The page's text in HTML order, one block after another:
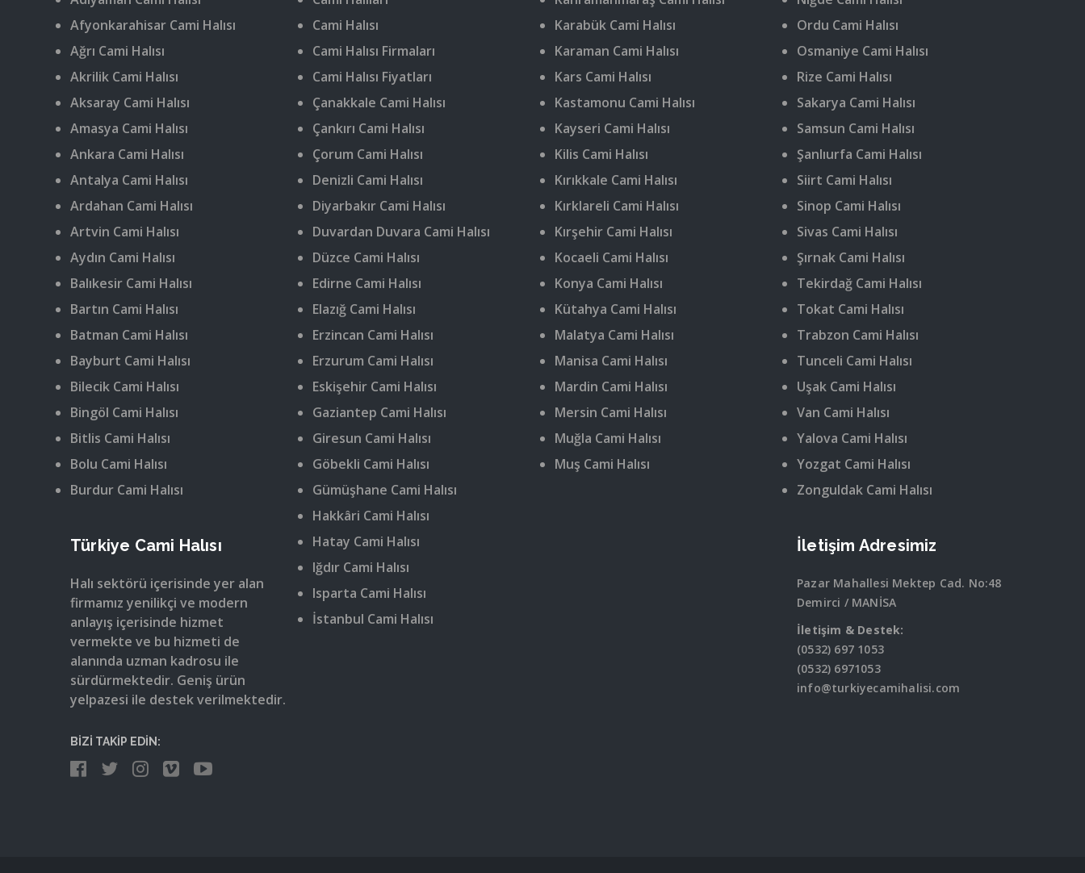
Afyonkarahisar Cami Halısı
Ağrı Cami Halısı
Akrilik Cami Halısı
Aksaray Cami Halısı
Amasya Cami Halısı
Ankara Cami Halısı
Antalya Cami Halısı
Ardahan Cami Halısı
Artvin Cami Halısı
Aydın Cami Halısı
Balıkesir Cami Halısı
Bartın Cami Halısı
Batman Cami Halısı
Bayburt Cami Halısı
Bilecik Cami Halısı
Bingöl Cami Halısı
Bitlis Cami Halısı
Bolu Cami Halısı
Burdur Cami Halısı
Türkiye Cami Halısı
Halı sektörü içerisinde yer alan
firmamız yenilikçi ve modern
anlayış içerisinde hizmet
vermekte ve bu hizmeti de
alanında uzman kadrosu ile
sürdürmektedir. Geniş ürün
yelpazesi ile destek verilmektedir.
BİZİ TAKİP EDİN:
Cami Halısı
Cami Halısı Firmaları
Cami Halısı Fiyatları
Çanakkale Cami Halısı
Çankırı Cami Halısı
Çorum Cami Halısı
Denizli Cami Halısı
Diyarbakır Cami Halısı
Duvardan Duvara Cami Halısı
Düzce Cami Halısı
Edirne Cami Halısı
Elazığ Cami Halısı
Erzincan Cami Halısı
Erzurum Cami Halısı
Eskişehir Cami Halısı
Gaziantep Cami Halısı
Giresun Cami Halısı
Göbekli Cami Halısı
Gümüşhane Cami Halısı
Hakkâri Cami Halısı
Hatay Cami Halısı
Iğdır Cami Halısı
Isparta Cami Halısı
İstanbul Cami Halısı
Karabük Cami Halısı
Karaman Cami Halısı
Kars Cami Halısı
Kastamonu Cami Halısı
Kayseri Cami Halısı
Kilis Cami Halısı
Kırıkkale Cami Halısı
Kırklareli Cami Halısı
Kırşehir Cami Halısı
Kocaeli Cami Halısı
Konya Cami Halısı
Kütahya Cami Halısı
Malatya Cami Halısı
Manisa Cami Halısı
Mardin Cami Halısı
Mersin Cami Halısı
Muğla Cami Halısı
Muş Cami Halısı
Ordu Cami Halısı
Osmaniye Cami Halısı
Rize Cami Halısı
Sakarya Cami Halısı
Samsun Cami Halısı
Şanlıurfa Cami Halısı
Siirt Cami Halısı
Sinop Cami Halısı
Sivas Cami Halısı
Şırnak Cami Halısı
Tekirdağ Cami Halısı
Tokat Cami Halısı
Trabzon Cami Halısı
Tunceli Cami Halısı
Uşak Cami Halısı
Van Cami Halısı
Yalova Cami Halısı
Yozgat Cami Halısı
Zonguldak Cami Halısı
İletişim Adresimiz
Pazar Mahallesi Mektep Cad. No:48
Demirci / MANİSA
İletişim & Destek:
(0532) 697 1053
(0532) 6971053
info@turkiyecamihalisi.com